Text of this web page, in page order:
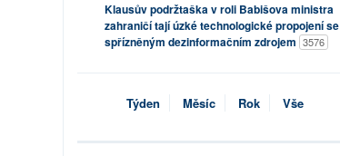
Klausův podržtaška v roli Babišova ministra
zahraničí tají úzké technologické propojení se
spřízněným dezinformačním zdrojem 3576
Týden Měsíc Rok Vše